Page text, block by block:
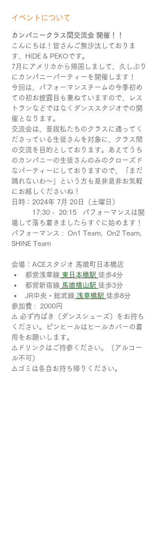
イベントについて
カンパニークラス間交流会 開催！！
こんにちは！皆さんご無沙汰しておりま
す、HIDE & PEKOです。
7月にアメリカから帰国しまして、久しぶり
にカンパニーパーティーを開催します！
今回は、パフォーマンスチームの今季初め
ての初お披露目も兼ねていますので、レス
トランなどではなくダンススタジオでの開
催となります。
交流会は、普段私たちのクラスに通ってく
ださっている生徒さんを対象に、クラス間
の交流を目的としております。あえてうち
のカンパニーの生徒さんのみのクローズド
なパーティーにしておりますので、「まだ
踊れないわ〜」という方も是非是非お気軽
にお越しくださいね！
日時：2024年 7月 20日（土曜日）
17:30 -  20:15   パフォーマンスは開
場して落ち着きましたらすぐに始めます！
パフォーマンス :  On1 Team,  On2 Team,
SHINE Team
会場：ACEスタジオ 馬喰町日本橋店
都営浅草線 東日本橋駅 徒歩4分
都営新宿線 馬喰横山駅 徒歩3分
JR中央・総武線 浅草橋駅 徒歩8分
参加費 :  2000円
⚠️ 必ず内ばき（ダンスシューズ）をお持ち
ください。ピンヒールはヒールカバーの着
用をお願いします。
⚠️ドリンクはご持参ください。（アルコー
ル不可）
⚠️ゴミは各自お持ち帰りください。